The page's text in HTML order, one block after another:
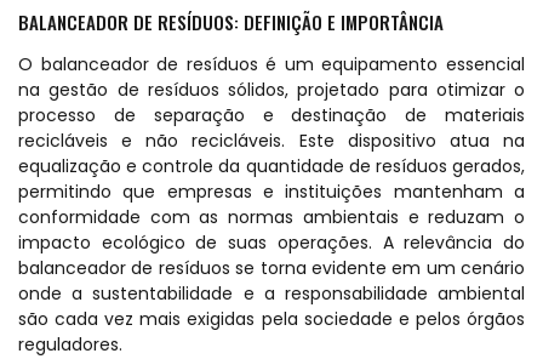
BALANCEADOR DE RESÍDUOS: DEFINIÇÃO E IMPORTÂNCIA
O balanceador de resíduos é um equipamento essencial
na gestão de resíduos sólidos, projetado para otimizar o
processo de separação e destinação de materiais
recicláveis e não recicláveis. Este dispositivo atua na
equalização e controle da quantidade de resíduos gerados,
permitindo que empresas e instituições mantenham a
conformidade com as normas ambientais e reduzam o
impacto ecológico de suas operações. A relevância do
balanceador de resíduos se torna evidente em um cenário
onde a sustentabilidade e a responsabilidade ambiental
são cada vez mais exigidas pela sociedade e pelos órgãos
reguladores.